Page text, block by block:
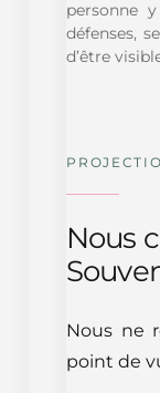
personne
défenses,
d’être
Nous
Nous ne
point de